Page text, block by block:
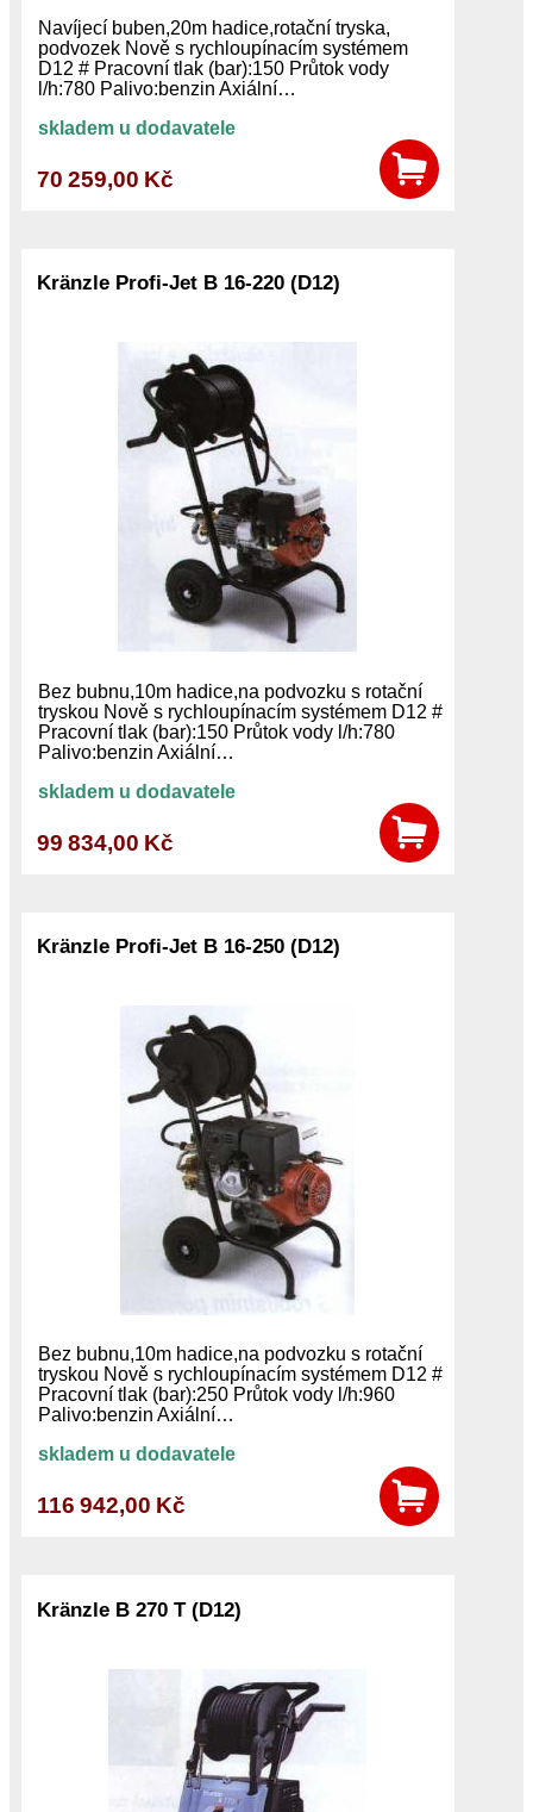
Navíjecí buben,20m hadice,rotační tryska,
podvozek Nově s rychloupínacím systémem
D12 # Pracovní tlak (bar):150 Průtok vody
l/h:780 Palivo:benzin Axiální…
skladem u dodavatele
70 259,00 Kč
Kränzle Profi-Jet B 16-220 (D12)
Bez bubnu,10m hadice,na podvozku s rotační
tryskou Nově s rychloupínacím systémem D12 #
Pracovní tlak (bar):150 Průtok vody l/h:780
Palivo:benzin Axiální…
skladem u dodavatele
99 834,00 Kč
Kränzle Profi-Jet B 16-250 (D12)
Bez bubnu,10m hadice,na podvozku s rotační
tryskou Nově s rychloupínacím systémem D12 #
Pracovní tlak (bar):250 Průtok vody l/h:960
Palivo:benzin Axiální…
skladem u dodavatele
116 942,00 Kč
Kränzle B 270 T (D12)